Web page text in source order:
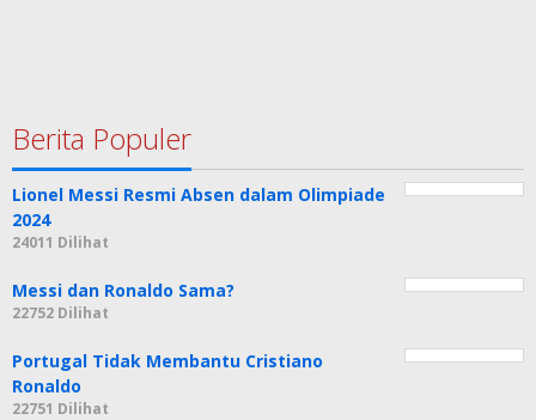
Berita Populer
Lionel Messi Resmi Absen dalam Olimpiade
2024
24011 Dilihat
Messi dan Ronaldo Sama?
22752 Dilihat
Portugal Tidak Membantu Cristiano
Ronaldo
22751 Dilihat